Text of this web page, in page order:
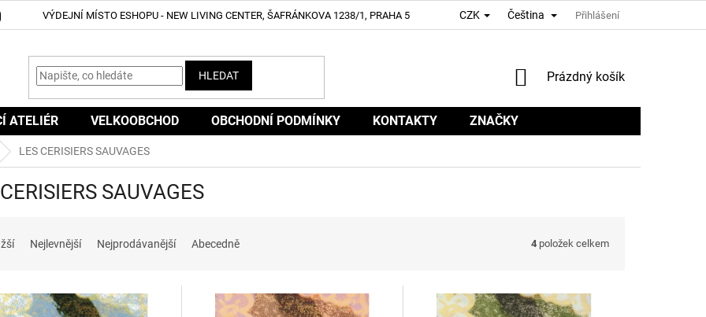
VÝDEJNÍ MÍSTO ESHOPU - NEW LIVING CENTER, ŠAFRÁNKOVA 1238/1, PRAHA 5 CZK Čeština Přihlášení
HLEDAT
NÁKUPNÍ
Prázdný košík
ATELIÉR VELKOOBCHOD OBCHODNÍ PODMÍNKY KONTAKTY ZNAČKY
LES CERISIERS SAUVAGES
SAUVAGES
Nejlevnější Nejprodávanější Abecedně 4 položek celkem